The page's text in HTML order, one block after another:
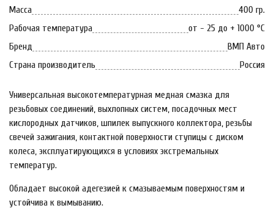
Масса
400 гр.
Рабочая температура
от - 25 до + 1000 °С
Бренд
ВМП Авто
Страна производитель
Россия
Универсальная высокотемпературная медная смазка для
резьбовых соединений, выхлопных систем, посадочных мест
кислородных датчиков, шпилек выпускного коллектора, резьбы
свечей зажигания, контактной поверхности ступицы с диском
колеса, эксплуатирующихся в условиях экстремальных
температур.
Обладает высокой адегезией к смазываемым поверхностям и
устойчива к вымыванию.